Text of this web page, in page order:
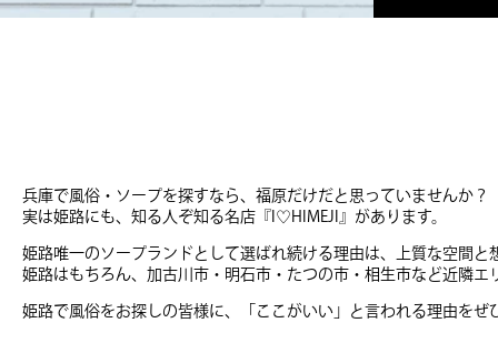
兵庫で風俗・ソープを探すなら、福原だけだと思っていませんか？
実は姫路にも、知る人ぞ知る名店『I♡HIMEJI』があります。
姫路唯一のソープランドとして選ばれ続ける理由は、上質な空間と
姫路はもちろん、加古川市・明石市・たつの市・相生市など近隣
姫路で風俗をお探しの皆様に、「ここがいい」と言われる理由をぜ